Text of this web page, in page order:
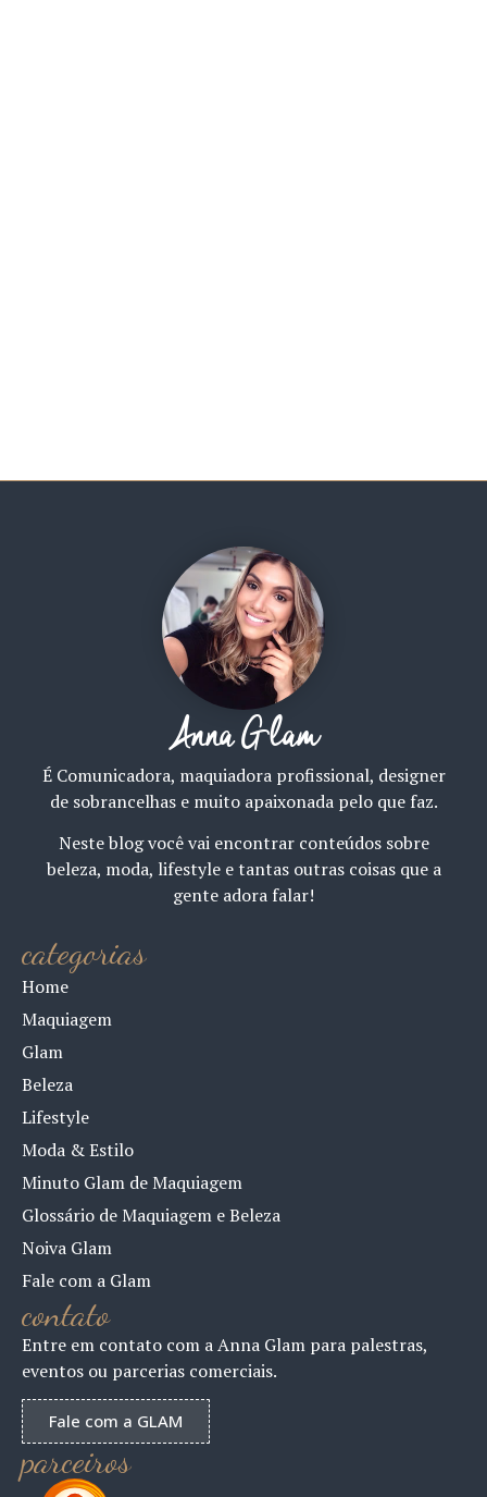
Anna Glam
É Comunicadora, maquiadora profissional, designer
de sobrancelhas e muito apaixonada pelo que faz.
Neste blog você vai encontrar conteúdos sobre
beleza, moda, lifestyle e tantas outras coisas que a
gente adora falar!
categorias
Home
Maquiagem
Glam
Beleza
Lifestyle
Moda & Estilo
Minuto Glam de Maquiagem
Glossário de Maquiagem e Beleza
Noiva Glam
Fale com a Glam
contato
Entre em contato com a Anna Glam para palestras,
eventos ou parcerias comerciais.
Fale com a GLAM
parceiros